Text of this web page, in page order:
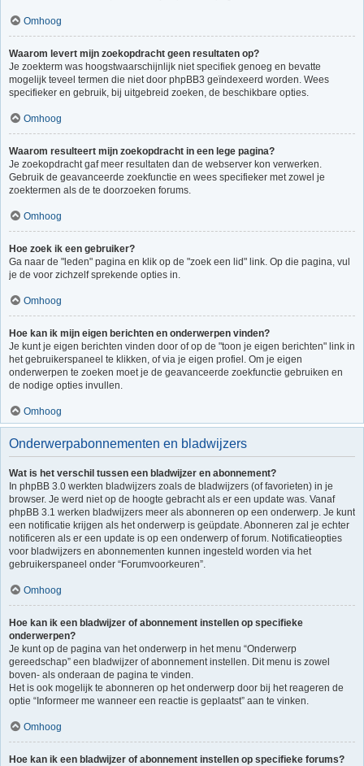
Omhoog
Waarom levert mijn zoekopdracht geen resultaten op?
Je zoekterm was hoogstwaarschijnlijk niet specifiek genoeg en bevatte
mogelijk teveel termen die niet door phpBB3 geïndexeerd worden. Wees
specifieker en gebruik, bij uitgebreid zoeken, de beschikbare opties.
Omhoog
Waarom resulteert mijn zoekopdracht in een lege pagina?
Je zoekopdracht gaf meer resultaten dan de webserver kon verwerken.
Gebruik de geavanceerde zoekfunctie en wees specifieker met zowel je
zoektermen als de te doorzoeken forums.
Omhoog
Hoe zoek ik een gebruiker?
Ga naar de "leden" pagina en klik op de "zoek een lid" link. Op die pagina, vul
je de voor zichzelf sprekende opties in.
Omhoog
Hoe kan ik mijn eigen berichten en onderwerpen vinden?
Je kunt je eigen berichten vinden door of op de "toon je eigen berichten" link in
het gebruikerspaneel te klikken, of via je eigen profiel. Om je eigen
onderwerpen te zoeken moet je de geavanceerde zoekfunctie gebruiken en
de nodige opties invullen.
Omhoog
Onderwerpabonnementen en bladwijzers
Wat is het verschil tussen een bladwijzer en abonnement?
In phpBB 3.0 werkten bladwijzers zoals de bladwijzers (of favorieten) in je
browser. Je werd niet op de hoogte gebracht als er een update was. Vanaf
phpBB 3.1 werken bladwijzers meer als abonneren op een onderwerp. Je kunt
een notificatie krijgen als het onderwerp is geüpdate. Abonneren zal je echter
notificeren als er een update is op een onderwerp of forum. Notificatieopties
voor bladwijzers en abonnementen kunnen ingesteld worden via het
gebruikerspaneel onder “Forumvoorkeuren”.
Omhoog
Hoe kan ik een bladwijzer of abonnement instellen op specifieke
onderwerpen?
Je kunt op de pagina van het onderwerp in het menu “Onderwerp
gereedschap” een bladwijzer of abonnement instellen. Dit menu is zowel
boven- als onderaan de pagina te vinden.
Het is ook mogelijk te abonneren op het onderwerp door bij het reageren de
optie “Informeer me wanneer een reactie is geplaatst” aan te vinken.
Omhoog
Hoe kan ik een bladwijzer of abonnement instellen op specifieke forums?